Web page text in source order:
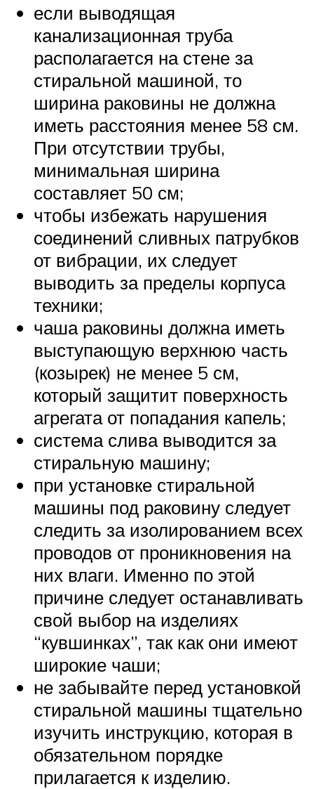
если выводящая
канализационная труба
располагается на стене за
стиральной машиной, то
ширина раковины не должна
иметь расстояния менее 58 см.
При отсутствии трубы,
минимальная ширина
составляет 50 см;
чтобы избежать нарушения
соединений сливных патрубков
от вибрации, их следует
выводить за пределы корпуса
техники;
чаша раковины должна иметь
выступающую верхнюю часть
(козырек) не менее 5 см,
который защитит поверхность
агрегата от попадания капель;
система слива выводится за
стиральную машину;
при установке стиральной
машины под раковину следует
следить за изолированием всех
проводов от проникновения на
них влаги. Именно по этой
причине следует останавливать
свой выбор на изделиях
“кувшинках”, так как они имеют
широкие чаши;
не забывайте перед установкой
стиральной машины тщательно
изучить инструкцию, которая в
обязательном порядке
прилагается к изделию.